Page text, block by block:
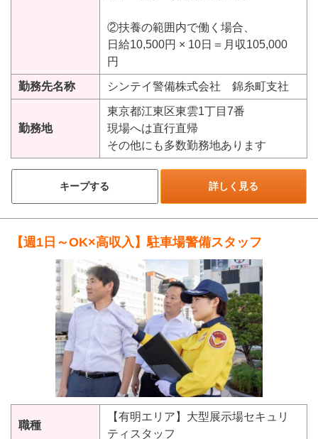
②扶養の範囲内で働く場合、
日給10,500円 × 10日＝月収105,000
円
勤務先名称 シンテイ警備株式会社 錦糸町支社
勤務地
東京都江東区東雲1丁目7番
現場へは直行直帰
その他にも多数勤務地あります
キープする 詳しく見る
【週1日～OK×高収入】駐車場警備スタッフ
職種
【有明エリア】大型展示場セキュリ
ティスタッフ